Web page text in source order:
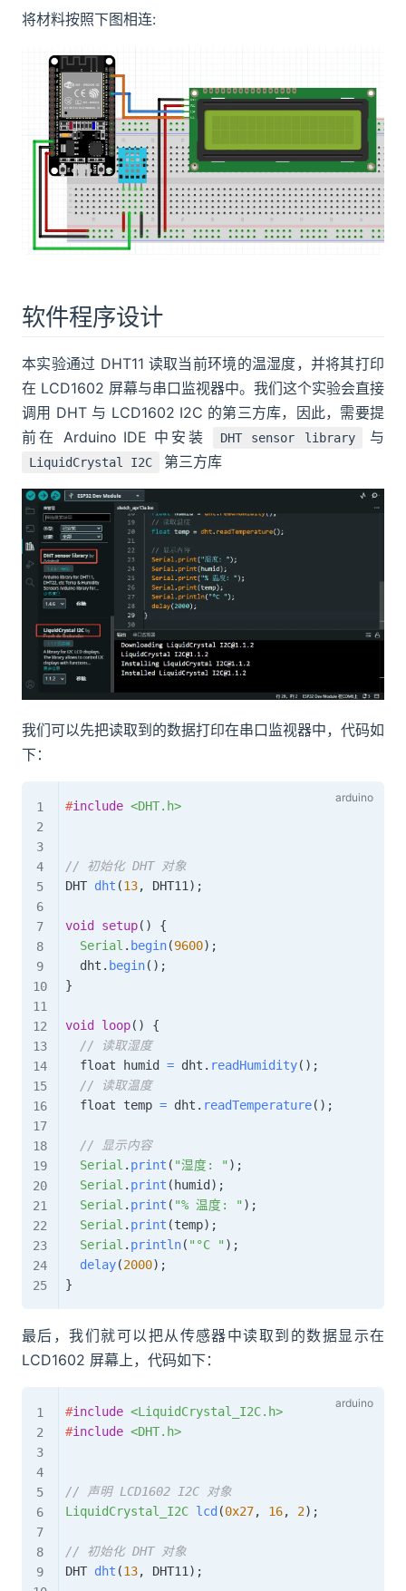
将材料按照下图相连:
软件程序设计
本实验通过 DHT11 读取当前环境的温湿度，并将其打印
在 LCD1602 屏幕与串口监视器中。我们这个实验会直接
调用 DHT 与 LCD1602 I2C 的第三方库，因此，需要提
前在 Arduino IDE 中安装
DHT sensor library 与
LiquidCrystal I2C 第三方库
我们可以先把读取到的数据打印在串口监视器中，代码如
下：
#include <DHT.h>
// 初始化 DHT 对象
DHT dht (13, DHT11 ) ;
void setup( )
{
Serial . begin(9600) ;
  dht
. begin( ) ;
}
void loop( )
{
// 读取湿度
  float humid
= dht . readHumidity( ) ;
// 读取温度
  float temp
= dht . readTemperature( ) ;
// 显示内容
Serial . print ( "湿度: " ) ;
Serial . print ( humid ) ;
Serial . print ( "% 温度: " ) ;
Serial . print (temp) ;
Serial . println( "°C " ) ;
delay(2000) ;
}
最后，我们就可以把从传感器中读取到的数据显示在
LCD1602 屏幕上，代码如下：
#include <LiquidCrystal_I2C.h>
#include <DHT.h>
// 声明 LCD1602 I2C 对象
LiquidCrystal_I2C lcd (0x27, 16, 2) ;
// 初始化 DHT 对象
DHT dht (13, DHT11 ) ;